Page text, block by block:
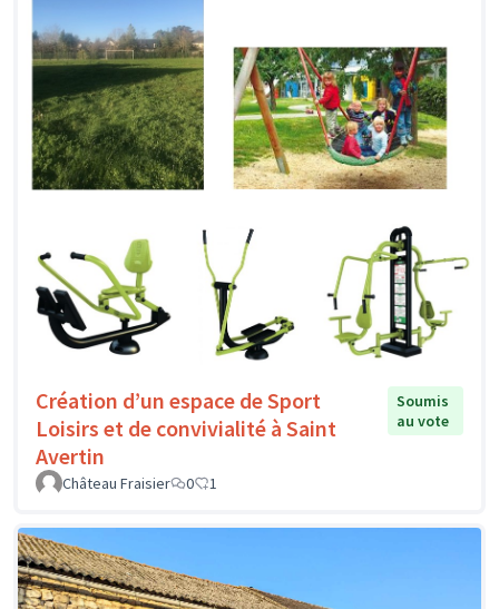
Création d’un espace de Sport
Loisirs et de convivialité à Saint
Avertin
Soumis
au vote
Château Fraisier 0 1